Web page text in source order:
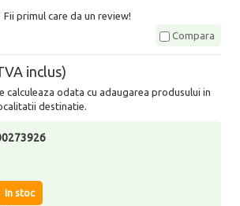
Fii primul care da un review!
Compara
inclus)
calculeaza odata cu adaugarea produsului in
destinatie.
In stoc